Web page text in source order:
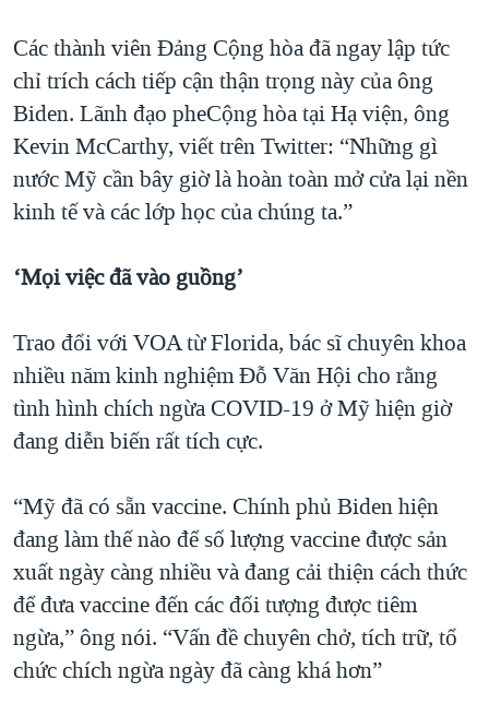
Các thành viên Đảng Cộng hòa đã ngay lập tức
chỉ trích cách tiếp cận thận trọng này của ông
Biden. Lãnh đạo pheCộng hòa tại Hạ viện, ông
Kevin McCarthy, viết trên Twitter: “Những gì
nước Mỹ cần bây giờ là hoàn toàn mở cửa lại nền
kinh tế và các lớp học của chúng ta.”
‘Mọi việc đã vào guồng’
Trao đổi với VOA từ Florida, bác sĩ chuyên khoa
nhiều năm kinh nghiệm Đỗ Văn Hội cho rằng
tình hình chích ngừa COVID-19 ở Mỹ hiện giờ
đang diễn biến rất tích cực.
“Mỹ đã có sẵn vaccine. Chính phủ Biden hiện
đang làm thế nào để số lượng vaccine được sản
xuất ngày càng nhiều và đang cải thiện cách thức
để đưa vaccine đến các đối tượng được tiêm
ngừa,” ông nói. “Vấn đề chuyên chở, tích trữ, tổ
chức chích ngừa ngày đã càng khá hơn”